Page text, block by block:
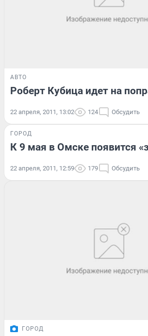
АВТО
Роберт Кубица идет на
22 апреля, 2011, 13:02 124 Обсудить
ГОРОД
К 9 мая в Омске появится
22 апреля, 2011, 12:59 179 Обсудить
ГОРОД